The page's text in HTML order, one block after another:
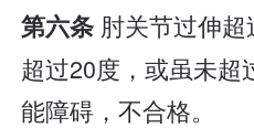
第六条 肘关节过伸
超过20度，或虽未超
能障碍，不合格。